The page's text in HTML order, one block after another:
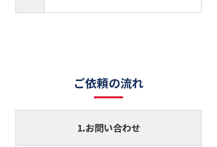
ご依頼の流れ
1.お問い合わせ